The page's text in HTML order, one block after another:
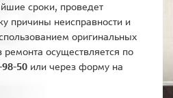
сроки, проведет
причины неисправности и
оригинальных
осуществляется по
50 или через форму на